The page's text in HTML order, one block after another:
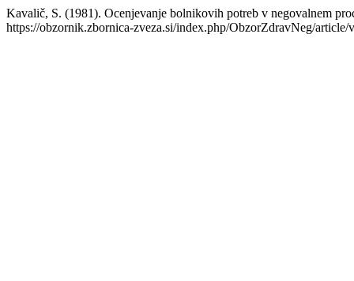
Kavalič, S. (1981). Ocenjevanje bolnikovih potreb v negovalnem
https://obzornik.zbornica-zveza.si/index.php/ObzorZdravNeg/article/